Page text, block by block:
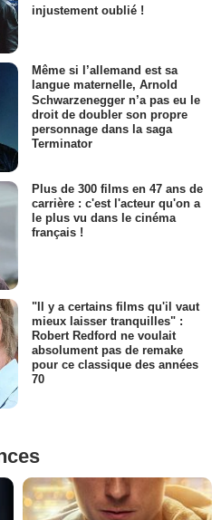
injustement oublié !
Même si l’allemand est sa
langue maternelle, Arnold
Schwarzenegger n’a pas eu le
droit de doubler son propre
personnage dans la saga
Terminator
Plus de 300 films en 47 ans de
carrière : c'est l'acteur qu'on a
le plus vu dans le cinéma
français !
"Il y a certains films qu'il vaut
mieux laisser tranquilles" :
Robert Redford ne voulait
absolument pas de remake
pour ce classique des années
70